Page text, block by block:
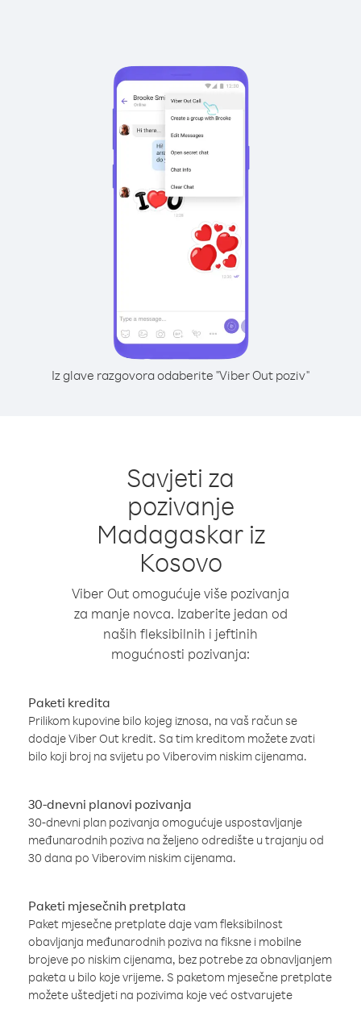
Iz glave razgovora odaberite "Viber Out poziv"
Savjeti za
pozivanje
Madagaskar iz
Kosovo
Viber Out omogućuje više pozivanja
za manje novca. Izaberite jedan od
naših fleksibilnih i jeftinih
mogućnosti pozivanja:
Paketi kredita
Prilikom kupovine bilo kojeg iznosa, na vaš račun se
dodaje Viber Out kredit. Sa tim kreditom možete zvati
bilo koji broj na svijetu po Viberovim niskim cijenama.
30-dnevni planovi pozivanja
30-dnevni plan pozivanja omogućuje uspostavljanje
međunarodnih poziva na željeno odredište u trajanju od
30 dana po Viberovim niskim cijenama.
Paketi mjesečnih pretplata
Paket mjesečne pretplate daje vam fleksibilnost
obavljanja međunarodnih poziva na fiksne i mobilne
brojeve po niskim cijenama, bez potrebe za obnavljanjem
paketa u bilo koje vrijeme. S paketom mjesečne pretplate
možete uštedjeti na pozivima koje već ostvarujete